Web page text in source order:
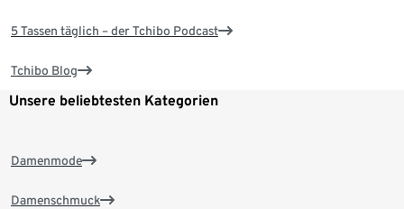
5 Tassen täglich – der Tchibo Podcast
Tchibo Blog
Unsere beliebtesten Kategorien
Damenmode
Damenschmuck